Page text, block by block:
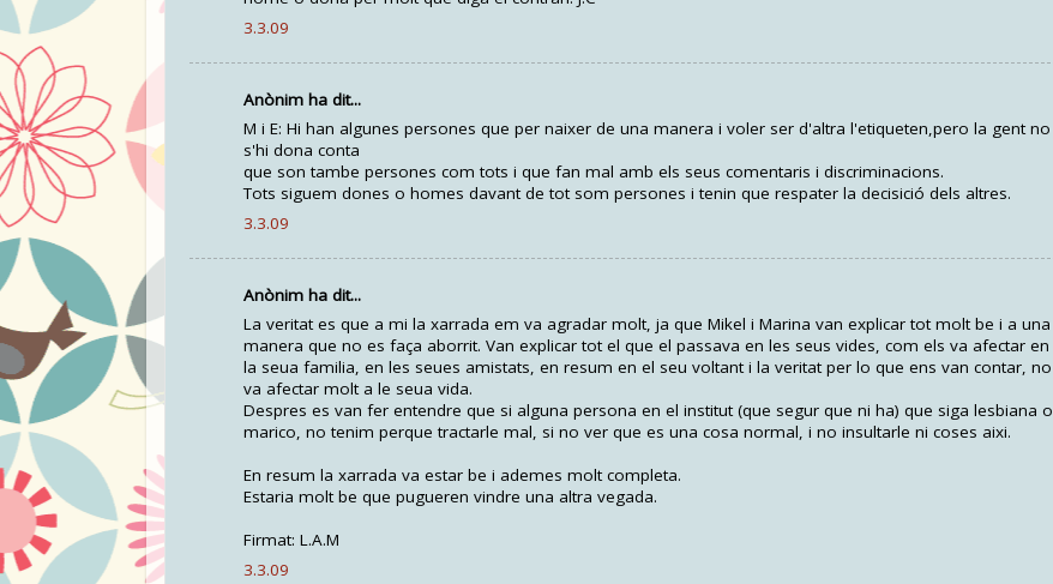
3.3.09
Anònim ha dit...
M i E: Hi han algunes persones que per naixer de una manera i voler ser d'altra l'etiqueten,pero la gent no
s'hi dona conta
que son tambe persones com tots i que fan mal amb els seus comentaris i discriminacions.
Tots siguem dones o homes davant de tot som persones i tenin que respater la decisició dels altres.
3.3.09
Anònim ha dit...
La veritat es que a mi la xarrada em va agradar molt, ja que Mikel i Marina van explicar tot molt be i a una
manera que no es faça aborrit. Van explicar tot el que el passava en les seus vides, com els va afectar en
la seua familia, en les seues amistats, en resum en el seu voltant i la veritat per lo que ens van contar, no
va afectar molt a le seua vida.
Despres es van fer entendre que si alguna persona en el institut (que segur que ni ha) que siga lesbiana o
marico, no tenim perque tractarle mal, si no ver que es una cosa normal, i no insultarle ni coses aixi.
En resum la xarrada va estar be i ademes molt completa.
Estaria molt be que pugueren vindre una altra vegada.
Firmat: L.A.M
3.3.09